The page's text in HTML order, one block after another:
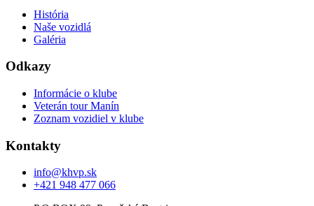
História
Naše vozidlá
Galéria
Odkazy
Informácie o klube
Veterán tour Manín
Zoznam vozidiel v klube
Kontakty
info@khvp.sk
+421 948 477 066